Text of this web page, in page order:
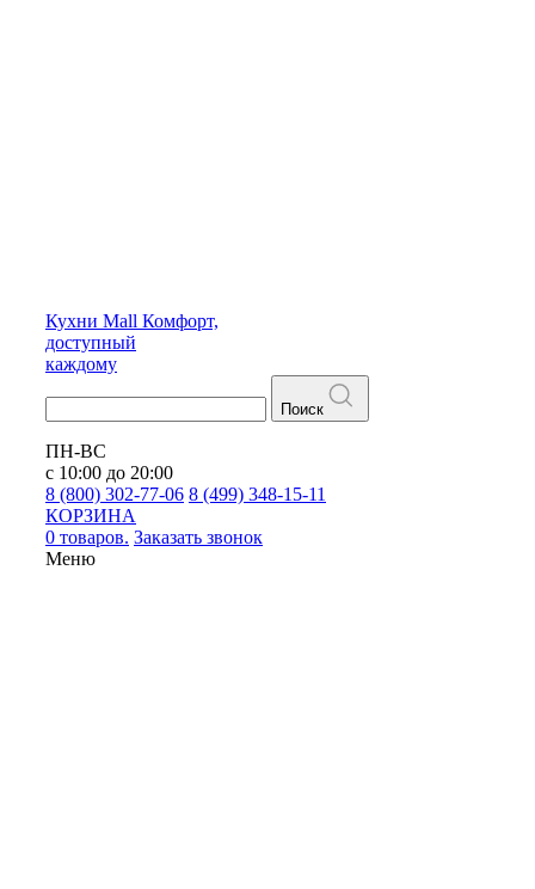
Кухни Mall Комфорт,
доступный
каждому
Поиск
ПН-ВС
с 10:00 до 20:00
8 (800) 302-77-06 8 (499) 348-15-11
КОРЗИНА
0 товаров. Заказать звонок
Меню